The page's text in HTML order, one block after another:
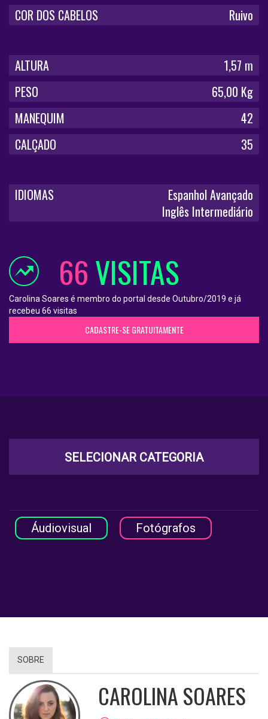
COR DOS CABELOS Ruivo
ALTURA
1,57 m
PESO
65,00 Kg
MANEQUIM
42
CALÇADO
35
IDIOMAS
Espanhol Avançado
Inglês Intermediário
66VISITAS
Carolina Soares é membro do portal desde Outubro/2019 e já
recebeu 66 visitas
CADASTRE-SE GRATUITAMENTE
SELECIONAR CATEGORIA
Áudiovisual Fotógrafos
SOBRE
CAROLINA SOARES